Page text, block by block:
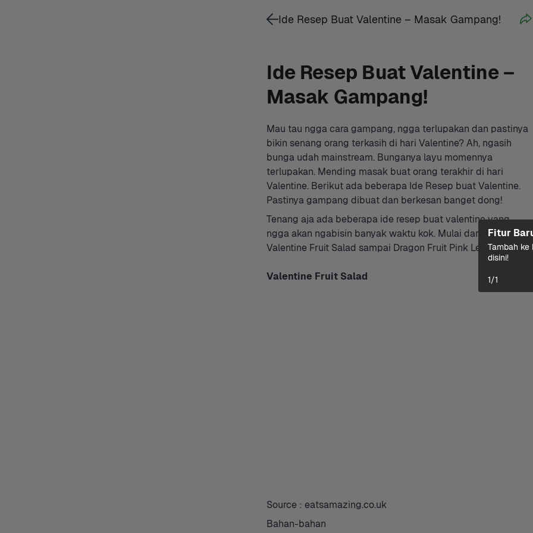
Ide Resep Buat Valentine –
Masak Gampang!
Mau tau ngga cara gampang, ngga terlupakan dan pastinya
bikin senang orang terkasih di hari Valentine? Ah, ngasih
bunga udah mainstream. Bunganya layu momennya
terlupakan. Mending masak buat orang terakhir di hari
Valentine. Berikut ada beberapa Ide Resep buat Valentine.
Pastinya gampang dibuat dan berkesan banget dong!
Tenang aja ada beberapa ide resep buat valentine yang
ngga akan ngabisin banyak waktu kok. Mulai dari bikin
Valentine Fruit Salad sampai Dragon Fruit Pink Lemonade.
Valentine Fruit Salad
Source : eatsamazing.co.uk
Bahan-bahan
Ide Resep Buat Valentine – Masak Gampang!
Fitur
Tambah ke
disini!
1/1